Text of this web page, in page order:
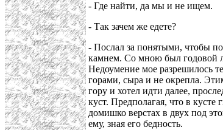
- Где найти, да мы и не ищем.
- Так зачем же едете?
- Послал за понятыми, чтобы
камнем. Со мною был годовой
Недоумение мое разрешилось
горами, сыра и не окрепла.
гору и хотел идти далее,
куст. Предполагая, что в кусте
домишко верстах в двух под
ему, зная его бедность.